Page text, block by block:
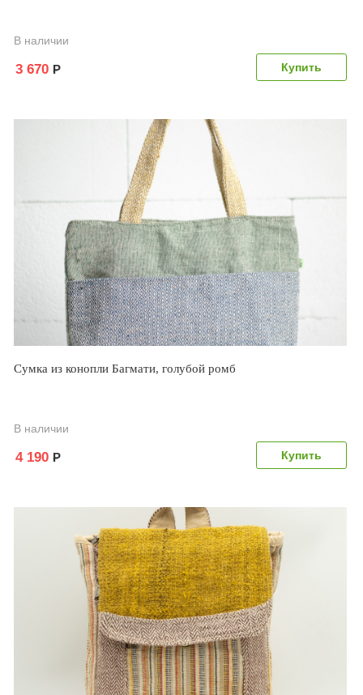
В наличии
3 670 Р
Сумка из конопли Багмати, голубой ромб
В наличии
4 190 Р